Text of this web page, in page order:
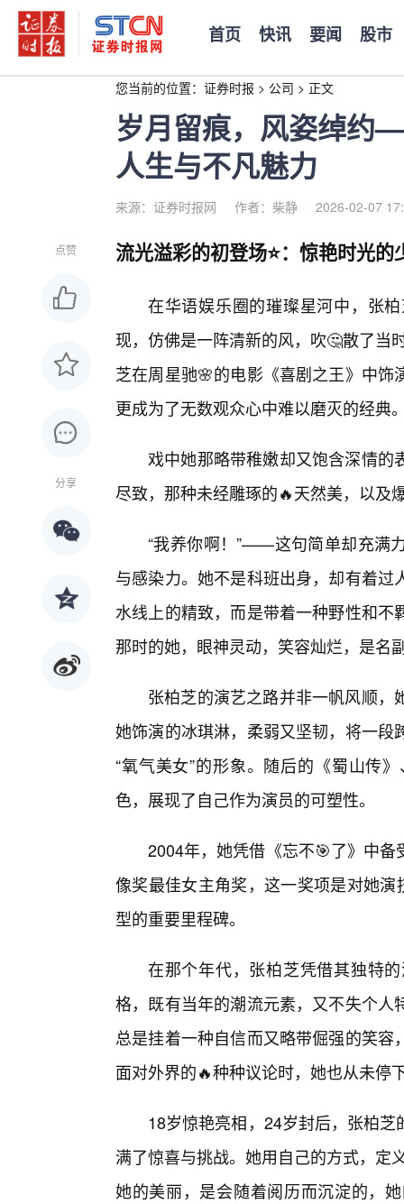
首页 快讯 要闻 股市
您当前的位置： 证券时报 > 公司 > 正文
岁月留痕，风姿绰约
人生与不凡魅力
来源：证券时报网 作者：柴静 2026-02-07
点赞
分享
流光溢彩的初登场⭐：惊艳时光的
在华语娱乐圈的璀璨星河中，张
现，仿佛是一阵清新的风，吹🤔散了当
芝在周星驰🌸的电影《喜剧之王》中
更成为了无数观众心中难以磨灭的经典
戏中她那略带稚嫩却又饱含深情
尽致，那种未经雕琢的🔥天然美，以及
“我养你啊！”——这句简单却充满
与感染力。她不是科班出身，却有着
水线上的精致，而是带着一种野性和
那时的她，眼神灵动，笑容灿烂，是名
张柏芝的演艺之路并非一帆风顺
她饰演的冰琪淋，柔弱又坚韧，将一
“氧气美女”的形象。随后的《蜀山传
色，展现了自己作为演员的可塑性。
2004年，她凭借《忘不🎯了》中
像奖最佳女主角奖，这一奖项是对她
型的重要里程碑。
在那个年代，张柏芝凭借其独特
格，既有当年的潮流元素，又不失个
总是挂着一种自信而又略带倔强的笑
面对外界的🔥种种议论时，她也从未停
18岁惊艳亮相，24岁封后，张柏
满了惊喜与挑战。她用自己的方式，定
她的美丽，是会随着阅历而沉淀的，